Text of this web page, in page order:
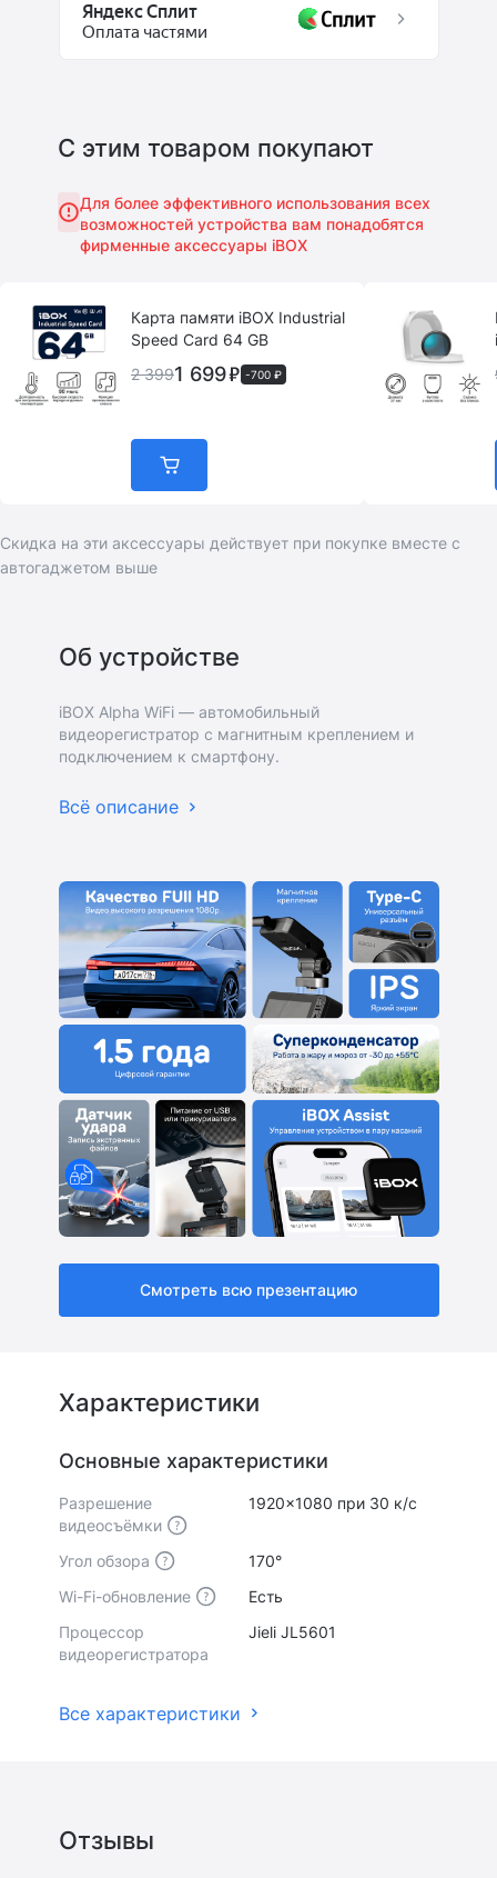
Яндекс Сплит
Оплата частями
С этим товаром покупают
Для более эффективного использования всех
возможностей устройства вам понадобятся
фирменные аксессуары iBOX
Карта памяти iBOX Industrial
Speed Card 64 GB
2 3991 699 -700 ₽
Скидка на эти аксессуары действует при покупке вместе с
автогаджетом выше
Об устройстве
iBOX Alpha WiFi — автомобильный
видеорегистратор с магнитным креплением и
подключением к смартфону.
Всё описание
Смотреть всю презентацию
Характеристики
Основные характеристики
Разрешение
видеосъёмки
1920x1080 при 30 к/с
Угол обзора
170°
Wi-Fi-обновление
Есть
Процессор
видеорегистратора
Jieli JL5601
Все характеристики
Отзывы